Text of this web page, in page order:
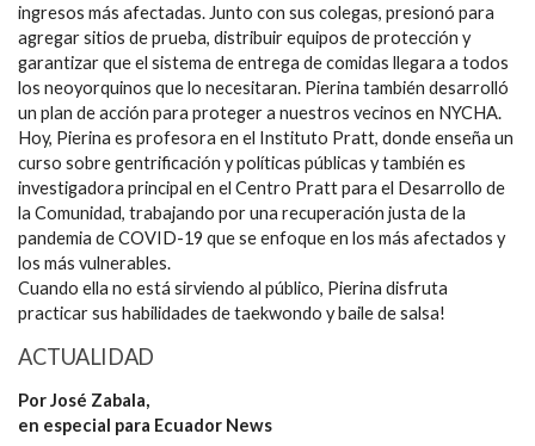
ingresos más afectadas. Junto con sus colegas, presionó para
agregar sitios de prueba, distribuir equipos de protección y
garantizar que el sistema de entrega de comidas llegara a todos
los neoyorquinos que lo necesitaran. Pierina también desarrolló
un plan de acción para proteger a nuestros vecinos en NYCHA.
Hoy, Pierina es profesora en el Instituto Pratt, donde enseña un
curso sobre gentrificación y políticas públicas y también es
investigadora principal en el Centro Pratt para el Desarrollo de
la Comunidad, trabajando por una recuperación justa de la
pandemia de COVID-19 que se enfoque en los más afectados y
los más vulnerables.
Cuando ella no está sirviendo al público, Pierina disfruta
practicar sus habilidades de taekwondo y baile de salsa!
ACTUALIDAD
Por José Zabala,
en especial para Ecuador News